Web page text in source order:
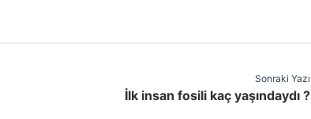
Sonraki Yazı
İlk insan fosili kaç yaşındaydı ?